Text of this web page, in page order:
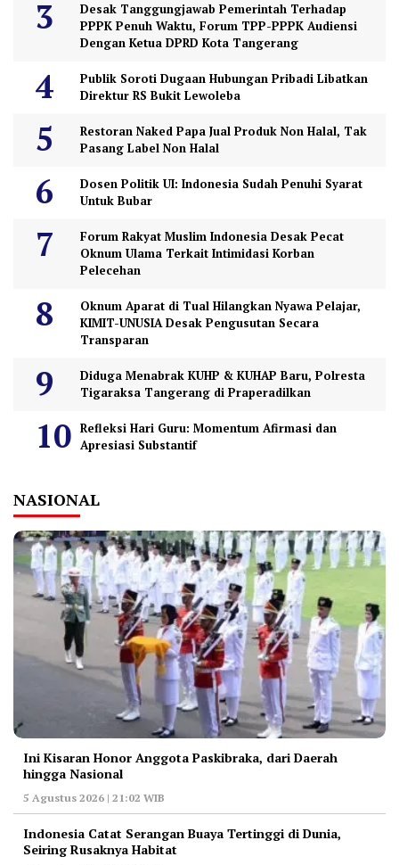
Desak Tanggungjawab Pemerintah Terhadap
PPPK Penuh Waktu, Forum TPP-PPPK Audiensi
Dengan Ketua DPRD Kota Tangerang
Publik Soroti Dugaan Hubungan Pribadi Libatkan
Direktur RS Bukit Lewoleba
Restoran Naked Papa Jual Produk Non Halal, Tak
Pasang Label Non Halal
Dosen Politik UI: Indonesia Sudah Penuhi Syarat
Untuk Bubar
Forum Rakyat Muslim Indonesia Desak Pecat
Oknum Ulama Terkait Intimidasi Korban
Pelecehan
Oknum Aparat di Tual Hilangkan Nyawa Pelajar,
KIMIT-UNUSIA Desak Pengusutan Secara
Transparan
Diduga Menabrak KUHP & KUHAP Baru, Polresta
Tigaraksa Tangerang di Praperadilkan
Refleksi Hari Guru: Momentum Afirmasi dan
Apresiasi Substantif
NASIONAL
Ini Kisaran Honor Anggota Paskibraka, dari Daerah
hingga Nasional
5 Agustus 2026 | 21:02 WIB
Indonesia Catat Serangan Buaya Tertinggi di Dunia,
Seiring Rusaknya Habitat